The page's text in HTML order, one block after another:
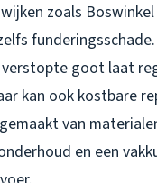
zoals
goot laat
kan ook kostbare
van
en een